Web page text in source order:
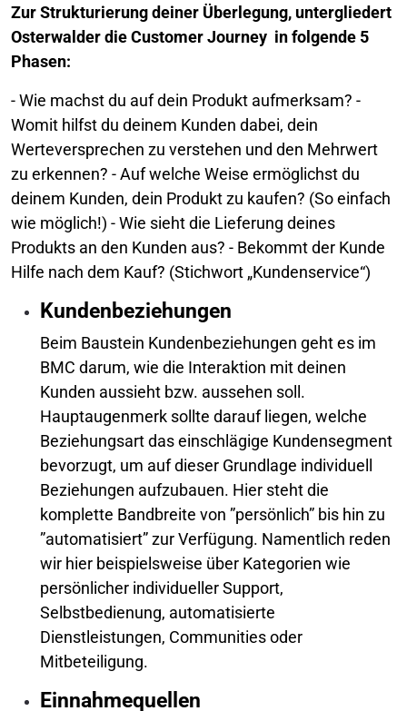
Zur Strukturierung deiner Überlegung, untergliedert
Osterwalder die Customer Journey in folgende 5
Phasen:
-Wie machst du auf dein Produkt aufmerksam? -
Womit hilfst du deinem Kunden dabei, dein
Werteversprechen zu verstehen und den Mehrwert
zu erkennen? -Auf welche Weise ermöglichst du
deinem Kunden, dein Produkt zu kaufen? (So einfach
wie möglich!) -Wie sieht die Lieferung deines
Produkts an den Kunden aus? - Bekommt der Kunde
Hilfe nach dem Kauf? (Stichwort „Kundenservice“)
Kundenbeziehungen
Beim Baustein Kundenbeziehungen geht es im
BMC darum, wie die Interaktion mit deinen
Kunden aussieht bzw. aussehen soll.
Hauptaugenmerk sollte darauf liegen, welche
Beziehungsart das einschlägige Kundensegment
bevorzugt, um auf dieser Grundlage individuell
Beziehungen aufzubauen. Hier steht die
komplette Bandbreite von ”persönlich” bis hin zu
”automatisiert” zur Verfügung. Namentlich reden
wir hier beispielsweise über Kategorien wie
persönlicher individueller Support,
Selbstbedienung, automatisierte
Dienstleistungen, Communities oder
Mitbeteiligung.
Einnahmequellen